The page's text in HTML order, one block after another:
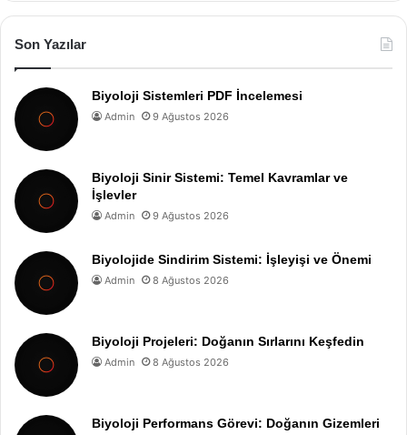
Son Yazılar
Biyoloji Sistemleri PDF İncelemesi
Admin 9 Ağustos 2026
Biyoloji Sinir Sistemi: Temel Kavramlar ve
İşlevler
Admin 9 Ağustos 2026
Biyolojide Sindirim Sistemi: İşleyişi ve Önemi
Admin 8 Ağustos 2026
Biyoloji Projeleri: Doğanın Sırlarını Keşfedin
Admin 8 Ağustos 2026
Biyoloji Performans Görevi: Doğanın Gizemleri